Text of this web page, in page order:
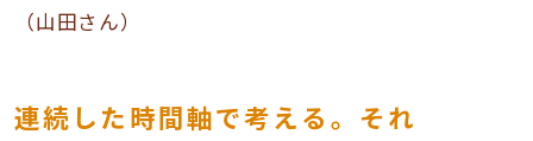
（山田さん）
連続した時間軸で考える。それ